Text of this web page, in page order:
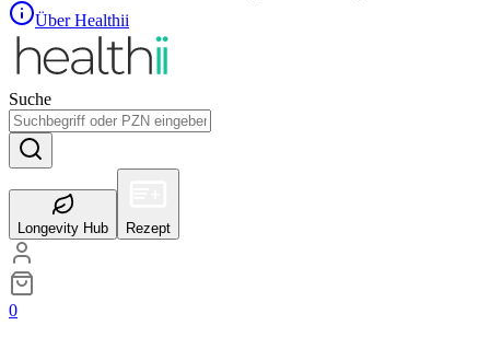
Über Healthii
Suche
Longevity Hub Rezept
0